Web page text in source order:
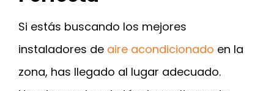
Si estás buscando los mejores
instaladores de aire acondicionado en la
zona, has llegado al lugar adecuado.